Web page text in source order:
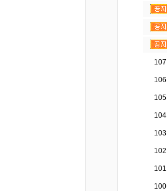
107
106
105
104
103
102
101
100